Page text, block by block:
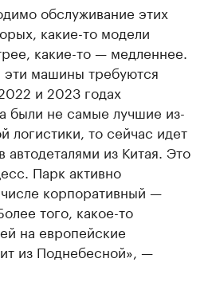
обслуживание этих
какие-то модели
какие-то — медленнее.
эти машины требуются
и 2023 годах
были не самые лучшие из-
логистики, то сейчас идет
автодеталями из Китая. Это
Парк активно
корпоративный —
того, какое-то
на европейские
из Поднебесной», —